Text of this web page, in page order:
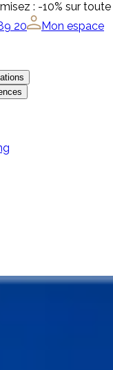
: -10% sur
20
Mon espace